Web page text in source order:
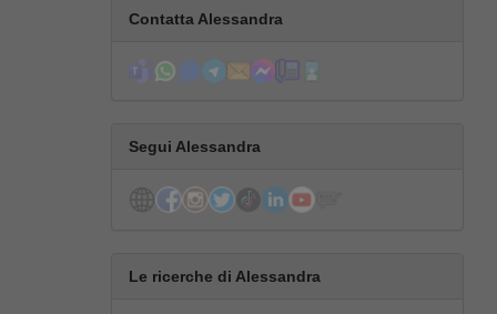
Contatta Alessandra
Segui Alessandra
Le ricerche di Alessandra